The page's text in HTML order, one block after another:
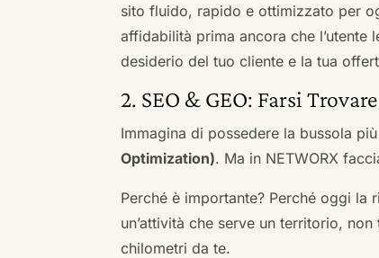
sito fluido, rapido e ottimizzato per
affidabilità prima ancora che
desiderio del tuo cliente e la tua
2. SEO & GEO: Farsi
Immagina di possedere la bussola
Optimization). Ma in NETWORX
Perché è importante? Perché oggi la
un’attività che serve un territorio,
chilometri da te.